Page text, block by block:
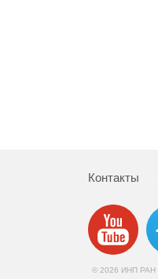
Контакты
© 2026 ИНП РАН